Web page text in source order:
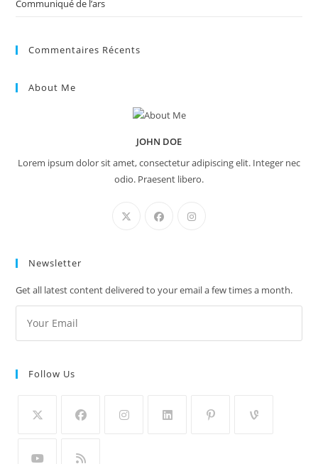
Communiqué de l’ars
Commentaires Récents
About Me
JOHN DOE
Lorem ipsum dolor sit amet, consectetur adipiscing elit. Integer nec
odio. Praesent libero.
Newsletter
Get all latest content delivered to your email a few times a month.
Follow Us